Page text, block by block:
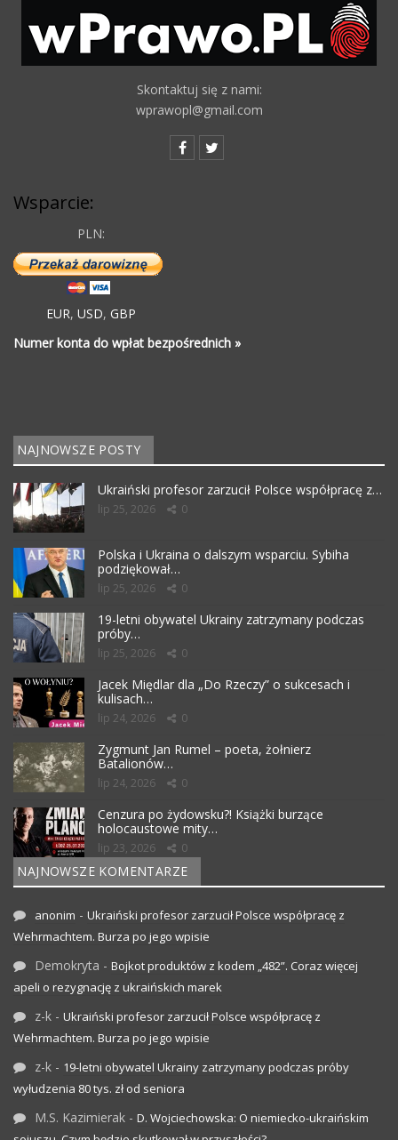
Skontaktuj się z nami:
wprawopl@gmail.com
Wsparcie:
PLN:
EUR, USD, GBP
Numer konta do wpłat bezpośrednich »
NAJNOWSZE POSTY
Ukraiński profesor zarzucił Polsce współpracę z…
lip 25, 2026 0
Polska i Ukraina o dalszym wsparciu. Sybiha
podziękował…
lip 25, 2026 0
19-letni obywatel Ukrainy zatrzymany podczas
próby…
lip 25, 2026 0
Jacek Międlar dla „Do Rzeczy” o sukcesach i
kulisach…
lip 24, 2026 0
Zygmunt Jan Rumel – poeta, żołnierz
Batalionów…
lip 24, 2026 0
Cenzura po żydowsku?! Książki burzące
holocaustowe mity…
lip 23, 2026 0
NAJNOWSZE KOMENTARZE
anonim - Ukraiński profesor zarzucił Polsce współpracę z
Wehrmachtem. Burza po jego wpisie
Demokryta - Bojkot produktów z kodem „482”. Coraz więcej
apeli o rezygnację z ukraińskich marek
z-k - Ukraiński profesor zarzucił Polsce współpracę z
Wehrmachtem. Burza po jego wpisie
z-k - 19-letni obywatel Ukrainy zatrzymany podczas próby
wyłudzenia 80 tys. zł od seniora
M.S. Kazimierak - D. Wojciechowska: O niemiecko-ukraińskim